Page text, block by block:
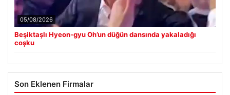
05/08/2026
Beşiktaşlı Hyeon-gyu Oh’un düğün dansında yakaladığı
coşku
Son Eklenen Firmalar